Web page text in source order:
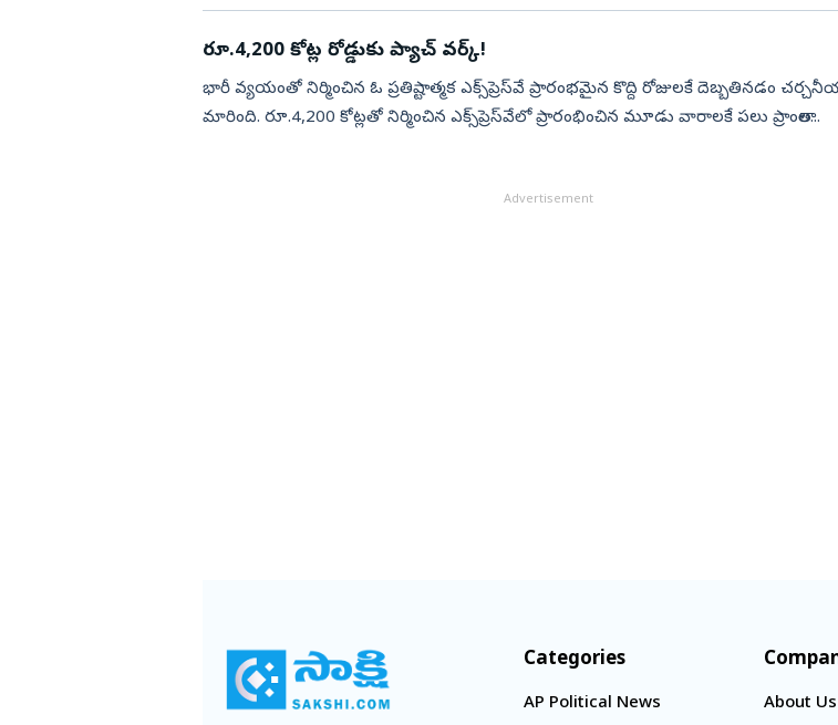
రూ.4,200 కోట్ల రోడ్డుకు ప్యాచ్‌ వర్క్‌!
భారీ వ్యయంతో నిర్మించిన ఓ ప్రతిష్టాత్మక ఎక్స్‌ప్రెస్‌వే ప్రారంభమైన కొద్ది రోజులకే దెబ్బతినడం
మారింది. రూ.4,200 కోట్లతో నిర్మించిన ఎక్స్‌ప్రెస్‌వేలో ప్రారంభించిన మూడు వారాలకే పలు ప్రాంతాల...
Advertisement
Categories
AP Political News
About Us